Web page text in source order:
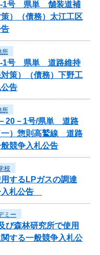
1号 県単 舗装道補
）（債務）太江工区
所
1号 県単 道路維持
策）（債務）下野工
告
所
20－1号/県単 道路
一）惣則高鷲線 道路
競争入札公告
校
するLPガスの調達
入札公告
ミー
び森林研究所で使用
する一般競争入札公